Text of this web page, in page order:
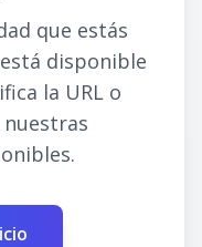
que estás
disponible
la URL o
nuestras